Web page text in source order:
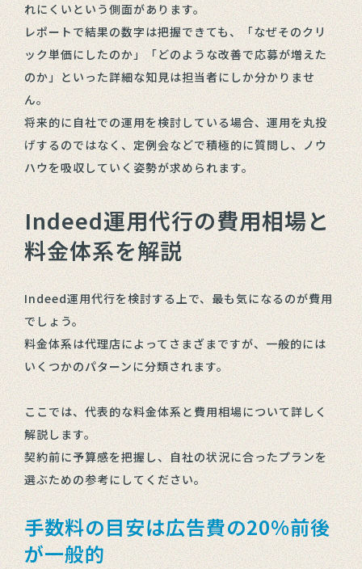
れにくいという側面があります。
レポートで結果の数字は把握できても、「なぜそのクリ
ック単価にしたのか」「どのような改善で応募が増えた
のか」といった詳細な知見は担当者にしか分かりませ
ん。
将来的に自社での運用を検討している場合、運用を丸投
げするのではなく、定例会などで積極的に質問し、ノウ
ハウを吸収していく姿勢が求められます。
Indeed運用代行の費用相場と
料金体系を解説
Indeed運用代行を検討する上で、最も気になるのが費用
でしょう。
料金体系は代理店によってさまざまですが、一般的には
いくつかのパターンに分類されます。
ここでは、代表的な料金体系と費用相場について詳しく
解説します。
契約前に予算感を把握し、自社の状況に合ったプランを
選ぶための参考にしてください。
手数料の目安は広告費の20%前後
が一般的